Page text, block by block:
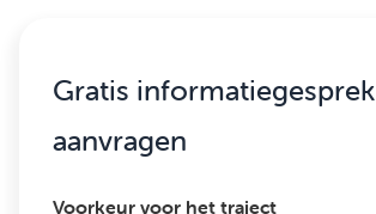
Gratis informatiegesprek
aanvragen
Voorkeur voor het traject